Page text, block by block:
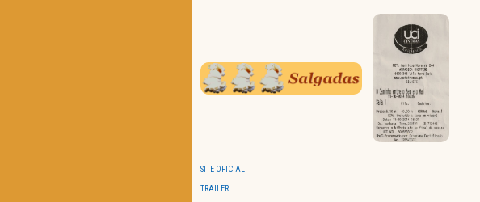
SITE OFICIAL
TRAILER